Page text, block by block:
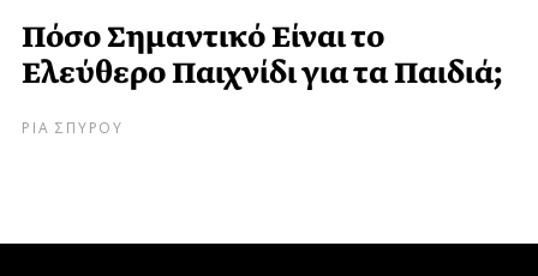
Πόσο Σημαντικό Είναι το
Ελεύθερο Παιχνίδι για τα Παιδιά;
ΡΙΑ ΣΠΥΡΟΥ